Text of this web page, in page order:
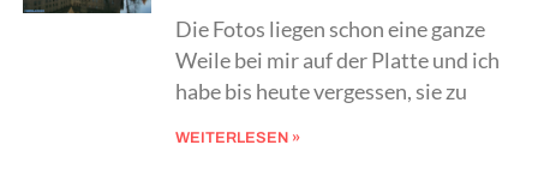
Die Fotos liegen schon eine ganze
Weile bei mir auf der Platte und ich
habe bis heute vergessen, sie zu
WEITERLESEN »